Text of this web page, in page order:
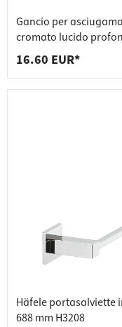
Gancio per
cromato lucido
16.60 EUR*
Häfele portasalviette
688 mm H3208